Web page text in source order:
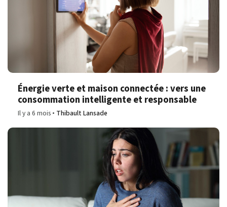
Énergie verte et maison connectée : vers une
consommation intelligente et responsable
Il y a 6 mois Thibault Lansade